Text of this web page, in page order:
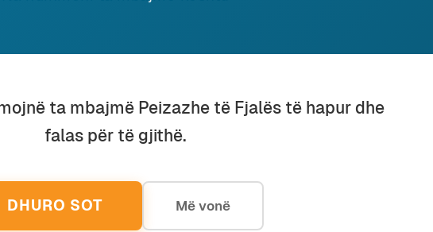
dhe mbështetjeje për përpjekjet tona.
ta mbajmë Peizazhe të Fjalës të hapur dhe
falas për të gjithë.
DHURO SOT Më vonë